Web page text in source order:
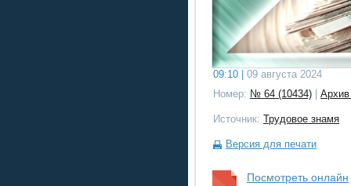
09:10 |
09 августа 2024
Номер: № 64 (10434)
Источник: Трудовое знамя
Версия для печати
Посмотреть онлайн